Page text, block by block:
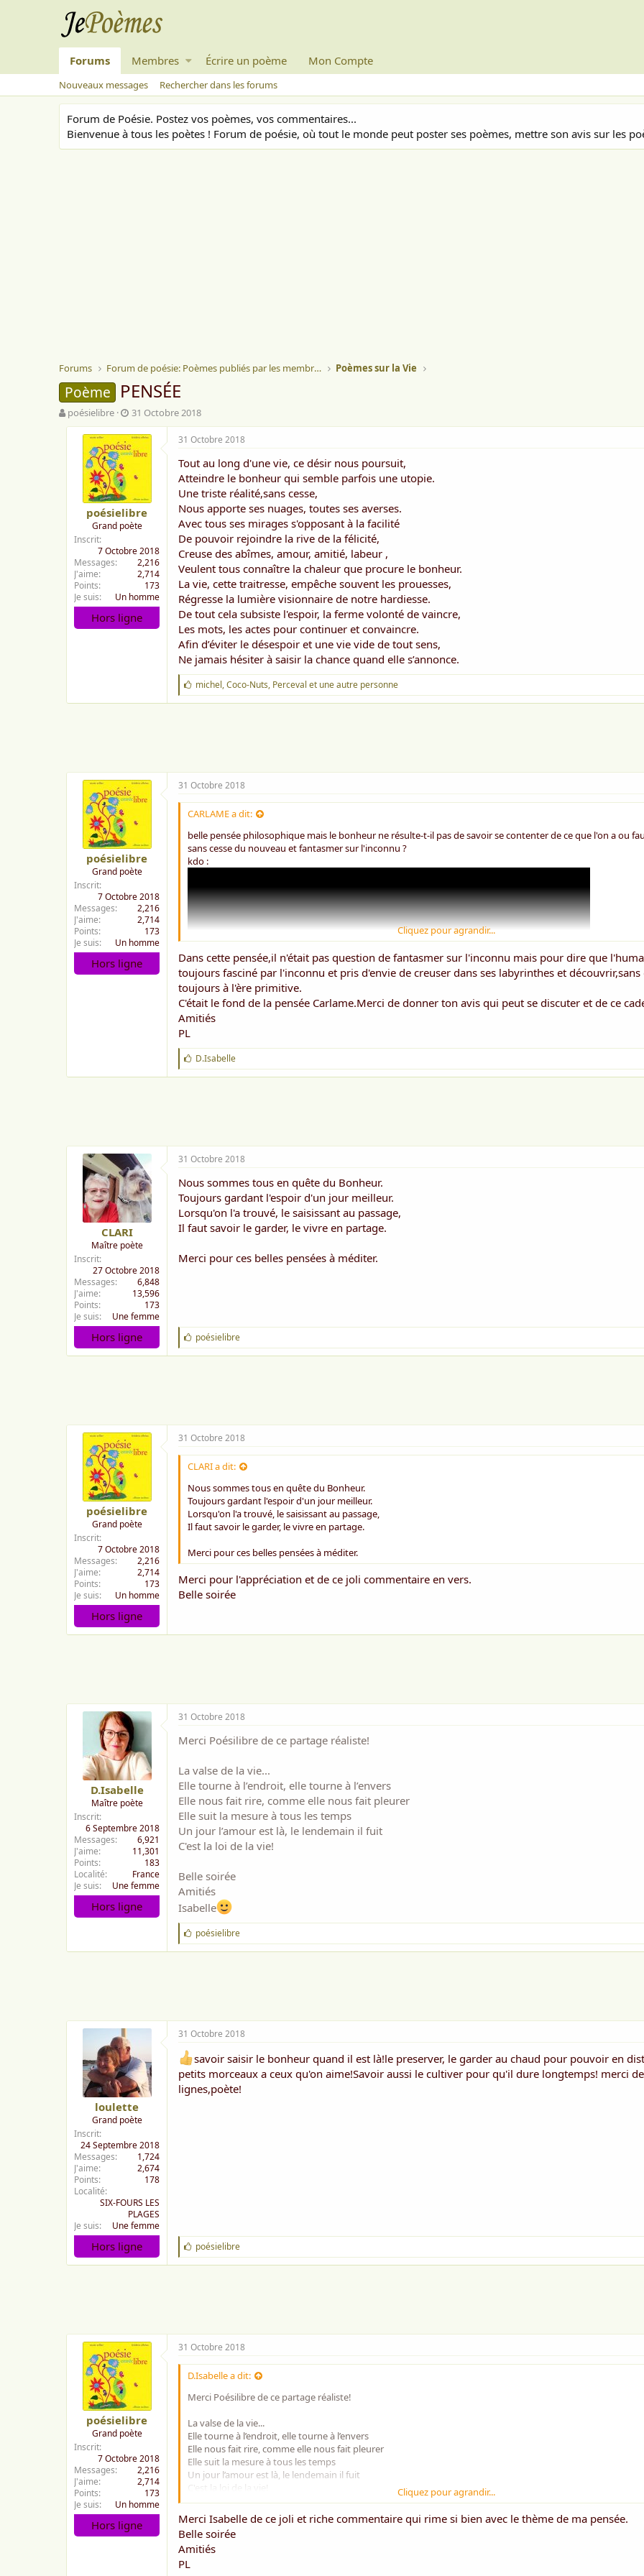
Forums Membres Écrire un poème Mon Compte
Nouveaux messages Rechercher dans les forums
Forum de Poésie. Postez vos poèmes, vos commentaires...
Bienvenue à tous les poètes ! Forum de poésie, où tout le monde peut poster ses poèmes, mettre son avis sur les
Forums Forum de poésie: Poèmes publiés par les membres Poèmes sur la Vie
Poème PENSÉE
A
u
poésielibre
D
a
t
e
e
é
b
u
31 Octobre 2018
poésielibre
Grand poète
Inscrit
7 Octobre 2018
Messages
2,216
J'aime
2,714
Points
173
Je suis
Un homme
Hors ligne
31 Octobre 2018
Tout au long d'une vie, ce désir nous poursuit,
Atteindre le bonheur qui semble parfois une utopie.
Une triste réalité,sans cesse,
Nous apporte ses nuages, toutes ses averses.
Avec tous ses mirages s'opposant à la facilité
De pouvoir rejoindre la rive de la félicité,
Creuse des abîmes, amour, amitié, labeur ,
Veulent tous connaître la chaleur que procure le bonheur.
La vie, cette traitresse, empêche souvent les prouesses,
Régresse la lumière visionnaire de notre hardiesse.
De tout cela subsiste l'espoir, la ferme volonté de vaincre,
Les mots, les actes pour continuer et convaincre.
Afin d’éviter le désespoir et une vie vide de tout sens,
Ne jamais hésiter à saisir la chance quand elle s’annonce.
J
'
a
michel,Coco-Nuts, Perceval et une autre personne
poésielibre
Grand poète
Inscrit
7 Octobre 2018
Messages
2,216
J'aime
2,714
Points
173
Je suis
Un homme
Hors ligne
31 Octobre 2018
CARLAME a dit:
belle pensée philosophique mais le bonheur ne résulte-t-il pas de savoir se contenter de ce que l'on a ou
sans cesse du nouveau et fantasmer sur l'inconnu ?
kdo :
Cliquez pour agrandir...
Dans cette pensée,il n'était pas question de fantasmer sur l'inconnu mais pour dire que
toujours fasciné par l'inconnu et pris d'envie de creuser dans ses labyrinthes et découvrir,sans
toujours à l'ère primitive.
C'était le fond de la pensée Carlame.Merci de donner ton avis qui peut se discuter et de ce
Amitiés
PL
J
'
a
D.Isabelle
CLARI
Maître poète
Inscrit
27 Octobre 2018
Messages
6,848
J'aime
13,596
Points
173
Je suis
Une femme
Hors ligne
31 Octobre 2018
Nous sommes tous en quête du Bonheur.
Toujours gardant l'espoir d'un jour meilleur.
Lorsqu'on l'a trouvé, le saisissant au passage,
Il faut savoir le garder, le vivre en partage.
Merci pour ces belles pensées à méditer.
J
'
a
poésielibre
poésielibre
Grand poète
Inscrit
7 Octobre 2018
Messages
2,216
J'aime
2,714
Points
173
Je suis
Un homme
Hors ligne
31 Octobre 2018
CLARI a dit:
Nous sommes tous en quête du Bonheur.
Toujours gardant l'espoir d'un jour meilleur.
Lorsqu'on l'a trouvé, le saisissant au passage,
Il faut savoir le garder, le vivre en partage.
Merci pour ces belles pensées à méditer.
Merci pour l'appréciation et de ce joli commentaire en vers.
Belle soirée
D.Isabelle
Maître poète
Inscrit
6 Septembre 2018
Messages
6,921
J'aime
11,301
Points
183
Localité
France
Je suis
Une femme
Hors ligne
31 Octobre 2018
Merci Poésilibre de ce partage réaliste!
La valse de la vie...
Elle tourne à l’endroit, elle tourne à l’envers
Elle nous fait rire, comme elle nous fait pleurer
Elle suit la mesure à tous les temps
Un jour l’amour est là, le lendemain il fuit
C'est la loi de la vie!
Belle soirée
Amitiés
Isabelle
J
'
a
poésielibre
loulette
Grand poète
Inscrit
24 Septembre 2018
Messages
1,724
J'aime
2,674
Points
178
Localité
SIX-FOURS LES
PLAGES
Je suis
Une femme
Hors ligne
31 Octobre 2018
savoir saisir le bonheur quand il est là!le preserver, le garder au chaud pour pouvoir en
petits morceaux a ceux qu'on aime!Savoir aussi le cultiver pour qu'il dure longtemps! merci
lignes,poète!
J
'
a
poésielibre
poésielibre
Grand poète
Inscrit
7 Octobre 2018
Messages
2,216
J'aime
2,714
Points
173
Je suis
Un homme
Hors ligne
31 Octobre 2018
D.Isabelle a dit:
Merci Poésilibre de ce partage réaliste!
La valse de la vie...
Elle tourne à l’endroit, elle tourne à l’envers
Elle nous fait rire, comme elle nous fait pleurer
Elle suit la mesure à tous les temps
Un jour l’amour est là, le lendemain il fuit
C'est la loi de la vie!
Belle soirée
Amitiés
Isabelle
Cliquez pour agrandir...
Merci Isabelle de ce joli et riche commentaire qui rime si bien avec le thème de ma pensée.
Belle soirée
Amitiés
PL